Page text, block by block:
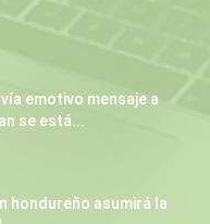
emotivo mensaje a
se está...
hondureño asumirá la